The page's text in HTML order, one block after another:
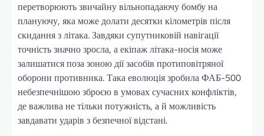
перетворюють звичайну вільнопадаючу бомбу на
плануючу, яка може долати десятки кілометрів після
скидання з літака. Завдяки супутниковій навігації
точність значно зросла, а екіпаж літака-носія може
залишатися поза зоною дії засобів протиповітряної
оборони противника. Така еволюція зробила ФАБ-500
небезпечнішою зброєю в умовах сучасних конфліктів,
де важлива не тільки потужність, а й можливість
завдавати ударів з безпечної відстані.